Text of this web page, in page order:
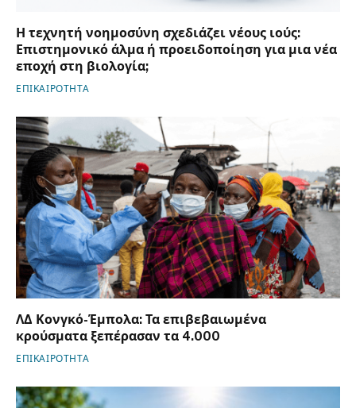
Η τεχνητή νοημοσύνη σχεδιάζει νέους ιούς:
Επιστημονικό άλμα ή προειδοποίηση για μια νέα
εποχή στη βιολογία;
ΕΠΙΚΑΙΡΟΤΗΤΑ
ΛΔ Κονγκό-Έμπολα: Τα επιβεβαιωμένα
κρούσματα ξεπέρασαν τα 4.000
ΕΠΙΚΑΙΡΟΤΗΤΑ